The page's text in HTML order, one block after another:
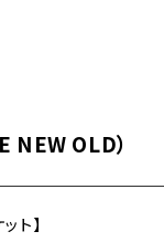
NEW OLD）
ト】